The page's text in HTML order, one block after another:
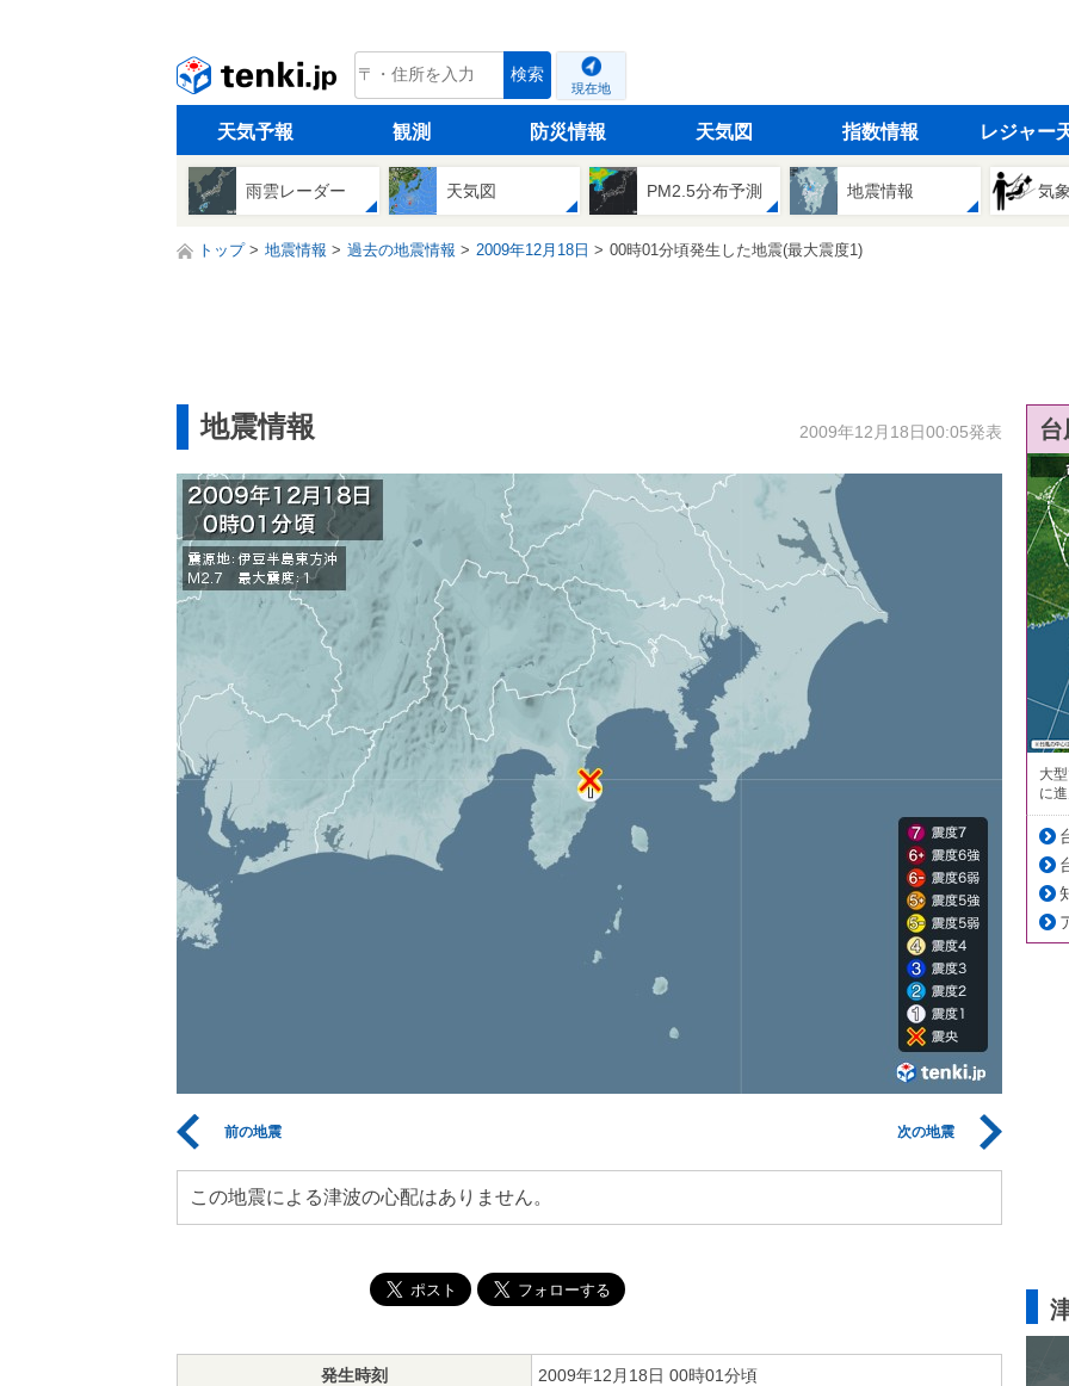
tenki.jp 検索
現在地
天気予報 観測 防災情報 天気図 指数情報 レジャー
雨雲レーダー 天気図 PM2.5分布予測 地震情報 気
トップ 地震情報 過去の地震情報 2009年12月18日 00時01分頃発生した地震(最大震度1)
地震情報 2009年12月18日00:05発表
前の地震 次の地震
この地震による津波の心配はありません。
発生時刻 2009年12月18日 00時01分頃
大
に